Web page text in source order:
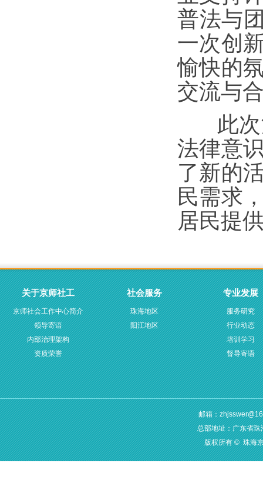
普法与
一次创
愉快的
交流与
此次
法律意
了新的
民需求
居民提
关于京师社工
京师社会工作中心简介
领导寄语
内部治理架构
资质荣誉
社会服务
珠海地区
阳江地区
专业发展
服务研究
行业动态
培训学习
督导寄语
邮箱：
总部地址：广东省
版权所有 © 珠海